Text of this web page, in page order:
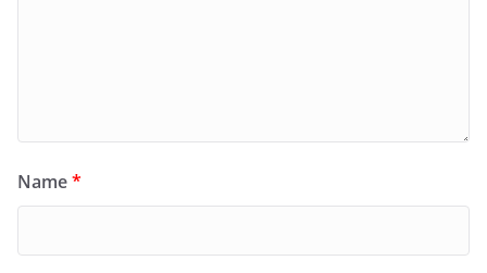
Name*